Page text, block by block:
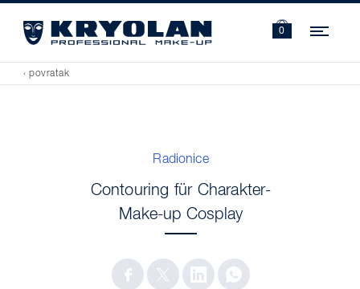
0
‹ povratak
Radionice
Contouring für Charakter-
Make-up Cosplay